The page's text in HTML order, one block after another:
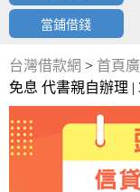
當鋪借錢
台灣借款網 > 首頁
免息 代書親自辦理